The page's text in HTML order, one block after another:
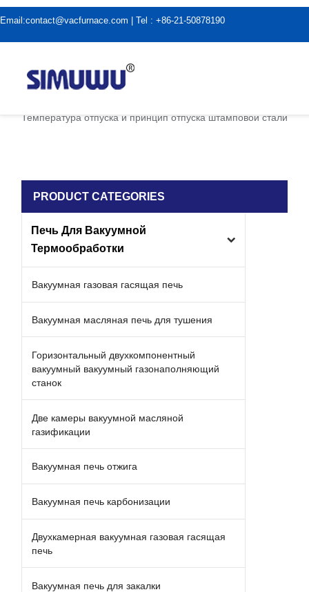
Email:contact@vacfurnace.com | Tel : +86-21-50878190
Температура отпуска и принцип отпуска штамповой стали
PRODUCT CATEGORIES
Печь Для Вакуумной
Термообработки
Вакуумная газовая гасящая печь
Вакуумная масляная печь для тушения
Горизонтальный двухкомпонентный
вакуумный вакуумный газонаполняющий
станок
Две камеры вакуумной масляной
газификации
Вакуумная печь отжига
Вакуумная печь карбонизации
Двухкамерная вакуумная газовая гасящая
печь
Вакуумная печь для закалки